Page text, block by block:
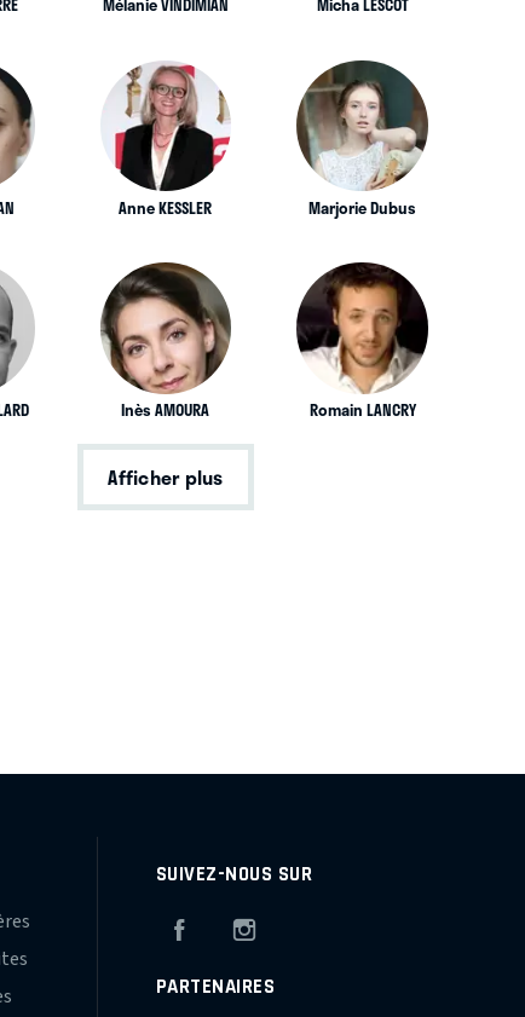
Anne KESSLER Marjorie Dubus
Inès AMOURA Romain LANCRY
Afficher plus
SUIVEZ-NOUS SUR
Facebook
PARTENAIRES